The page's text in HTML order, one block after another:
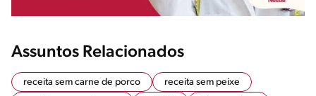
Assuntos Relacionados
receita sem carne de porco
receita sem peixe